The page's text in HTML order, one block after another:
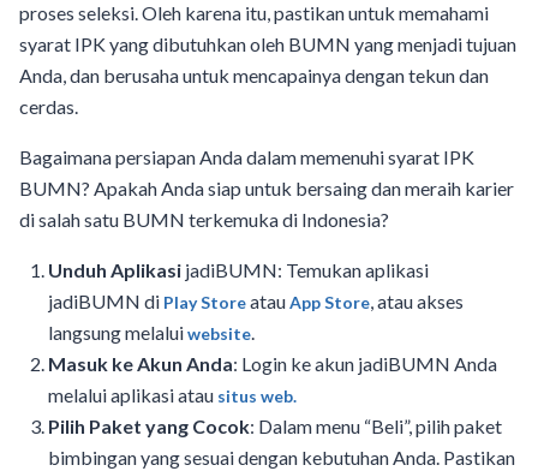
proses seleksi. Oleh karena itu, pastikan untuk memahami
syarat IPK yang dibutuhkan oleh BUMN yang menjadi tujuan
Anda, dan berusaha untuk mencapainya dengan tekun dan
cerdas.
Bagaimana persiapan Anda dalam memenuhi syarat IPK
BUMN? Apakah Anda siap untuk bersaing dan meraih karier
di salah satu BUMN terkemuka di Indonesia?
Unduh Aplikasi jadiBUMN: Temukan aplikasi
jadiBUMN di Play StoreatauApp Store, atau akses
langsung melaluiwebsite.
Masuk ke Akun Anda: Login ke akun jadiBUMN Anda
melalui aplikasi atau situs web.
Pilih Paket yang Cocok: Dalam menu “Beli”, pilih paket
bimbingan yang sesuai dengan kebutuhan Anda. Pastikan